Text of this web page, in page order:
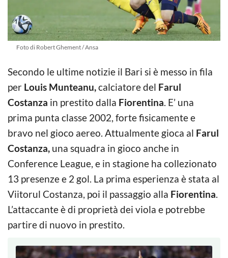
Foto di Robert Ghement / Ansa
Secondo le ultime notizie il Bari si è messo in fila
per Louis Munteanu,calciatore del Farul
Costanza in prestito dalla Fiorentina. E’ una
prima punta classe 2002, forte fisicamente e
bravo nel gioco aereo. Attualmente gioca al Farul
Costanza, una squadra in gioco anche in
Conference League, e in stagione ha collezionato
13 presenze e 2 gol. La prima esperienza è stata al
Viitorul Costanza, poi il passaggio alla Fiorentina.
L’attaccante è di proprietà dei viola e potrebbe
partire di nuovo in prestito.